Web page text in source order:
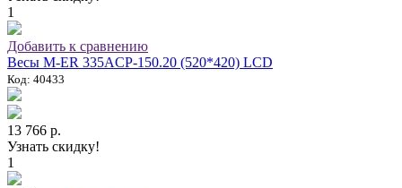
1
Добавить к сравнению
Весы M-ER 335ACP-150.20 (520*420) LCD
Код: 40433
13 766 р.
Узнать скидку!
1